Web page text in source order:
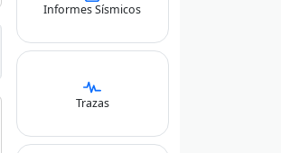
Informes Sísmicos
Trazas